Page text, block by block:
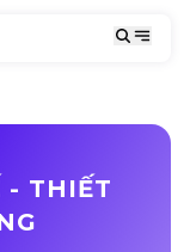
- THIẾT